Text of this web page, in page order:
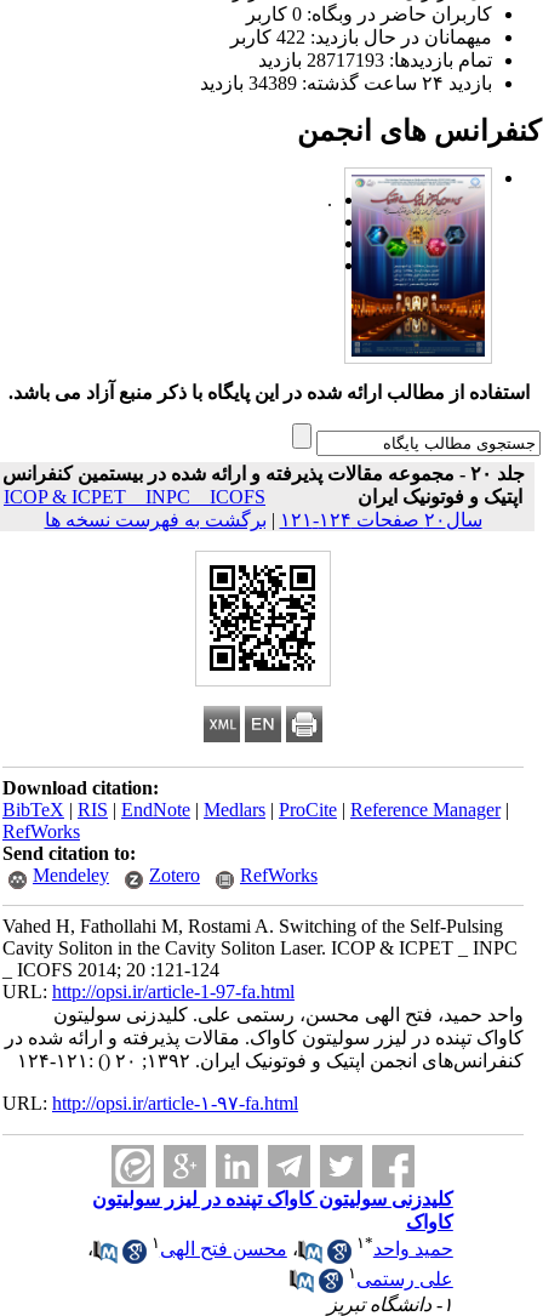
کاربران حاضر در وبگاه: 0 کاربر
میهمانان در حال بازدید: 422 کاربر
تمام بازدید‌ها: 28717193 بازدید
بازدید ۲۴ ساعت گذشته: 34389 بازدید
های انجمن
.
استفاده از مطالب ارائه شده در این پایگاه با ذکر منبع آزاد می باشد.
جلد ۲۰ - مجموعه مقالات پذیرفته و ارائه شده در بیستمین کنفرانس
اپتیک و فوتونیک ایران
ICOP & ICPET _ INPC _ ICOFS
سال۲۰ صفحات ۱۲۴-۱۲۱
| برگشت به فهرست نسخه ها
Download citation:
BibTeX|RIS|EndNote|Medlars|ProCite|Reference Manager
RefWorks
Send citation to:
Mendeley
Zotero RefWorks
Vahed H, Fathollahi M, Rostami A. Switching of the Self-Pulsing
Cavity Soliton in the Cavity Soliton Laser. ICOP & ICPET _ INPC
_ ICOFS 2014; 20 :121-124
URL:http://opsi.ir/article-1-97-fa.html
واحد حمید، فتح الهی محسن، رستمی علی. کلیدزنی سولیتون
کاواک تپنده در لیزر سولیتون کاواک. مقالات پذیرفته و ارائه شده در
کنفرانس‌های انجمن اپتیک و فوتونیک ایران. ۱۳۹۲; ۲۰
() :۱۲۱-۱۲۴
URL:http://opsi.ir/article-۱-۹۷-fa.html
کلیدزنی سولیتون کاواک تپنده در لیزر سولیتون
کاواک
حمید واحد*۱ ،محسن فتح الهی
،
علی رستمی